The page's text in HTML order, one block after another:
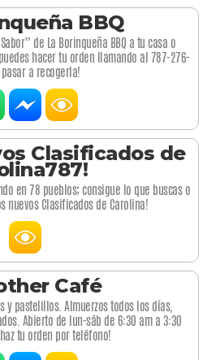
BBQ
de La Borinqueña BBQ a tu casa o
hacer tu orden llamando al 787-276-
a recogerla!
Clasificados de
en 78 pueblos; consigue lo que buscas o
nuevos Clasificados de Carolina!
Café
y pastelillos. Almuerzos todos los días,
Abierto de lun-sáb de 6:30 am a 3:30
tu orden por teléfono!